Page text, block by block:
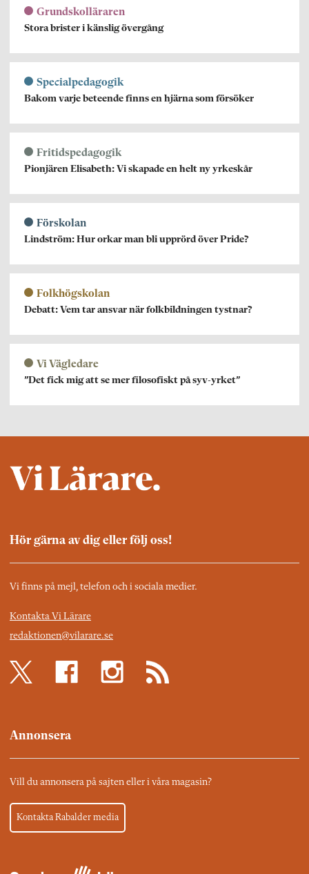
Grundskolläraren
Stora brister i känslig övergång
Specialpedagogik
Bakom varje beteende finns en hjärna som försöker
Fritidspedagogik
Pionjären Elisabeth: Vi skapade en helt ny yrkeskår
Förskolan
Lindström: Hur orkar man bli upprörd över Pride?
Folkhögskolan
Debatt: Vem tar ansvar när folkbildningen tystnar?
Vi Vägledare
”Det fick mig att se mer filosofiskt på syv-yrket”
Hör gärna av dig eller följ oss!
Vi finns på mejl, telefon och i sociala medier.
Kontakta Vi Lärare
redaktionen@vilarare.se
Annonsera
Vill du annonsera på sajten eller i våra magasin?
Kontakta Rabalder media